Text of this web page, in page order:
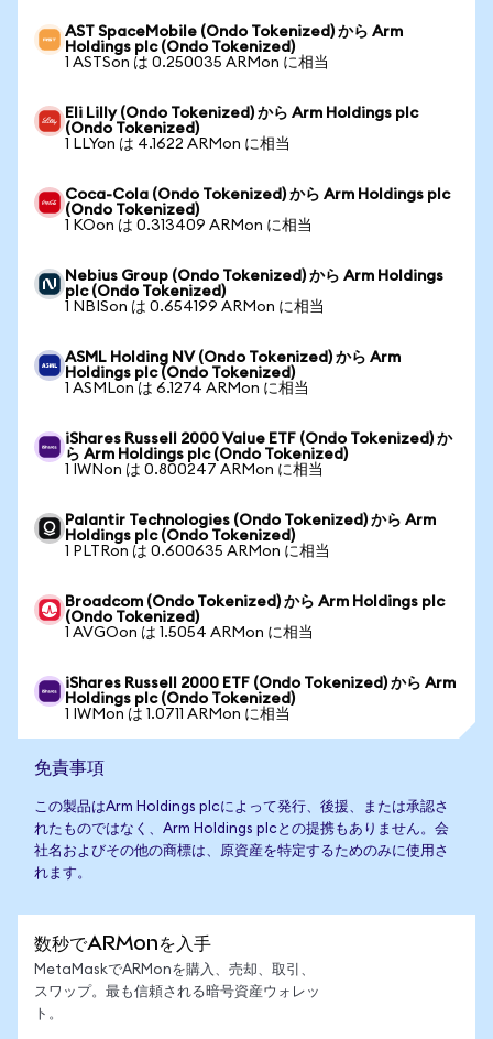
AST SpaceMobile (Ondo Tokenized) から Arm
Holdings plc (Ondo Tokenized)
1 ASTSon は 0.250035 ARMon に相当
Eli Lilly (Ondo Tokenized) から Arm Holdings plc
(Ondo Tokenized)
1 LLYon は 4.1622 ARMon に相当
Coca-Cola (Ondo Tokenized) から Arm Holdings plc
(Ondo Tokenized)
1 KOon は 0.313409 ARMon に相当
Nebius Group (Ondo Tokenized) から Arm Holdings
plc (Ondo Tokenized)
1 NBISon は 0.654199 ARMon に相当
ASML Holding NV (Ondo Tokenized) から Arm
Holdings plc (Ondo Tokenized)
1 ASMLon は 6.1274 ARMon に相当
iShares Russell 2000 Value ETF (Ondo Tokenized) か
ら Arm Holdings plc (Ondo Tokenized)
1 IWNon は 0.800247 ARMon に相当
Palantir Technologies (Ondo Tokenized) から Arm
Holdings plc (Ondo Tokenized)
1 PLTRon は 0.600635 ARMon に相当
Broadcom (Ondo Tokenized) から Arm Holdings plc
(Ondo Tokenized)
1 AVGOon は 1.5054 ARMon に相当
iShares Russell 2000 ETF (Ondo Tokenized) から Arm
Holdings plc (Ondo Tokenized)
1 IWMon は 1.0711 ARMon に相当
免責事項
この製品はArm Holdings plcによって発行、後援、または承認さ
れたものではなく、Arm Holdings plcとの提携もありません。会
社名およびその他の商標は、原資産を特定するためのみに使用さ
れます。
数秒でARMonを入手
MetaMaskでARMonを購入、売却、取引、
スワップ。最も信頼される暗号資産ウォレッ
ト。